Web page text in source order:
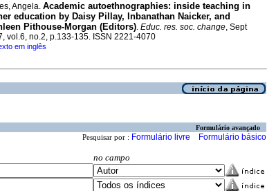
Angela. Academic autoethnographies: inside teaching in
education by Daisy Pillay, Inbanathan Naicker, and
Pithouse-Morgan (Editors). Educ. res. soc. change, Sept
vol.6, no.2, p.133-135. ISSN 2221-4070
em inglês
Formulário avançado
Pesquisar por : Formulário livre Formulário básico
no campo